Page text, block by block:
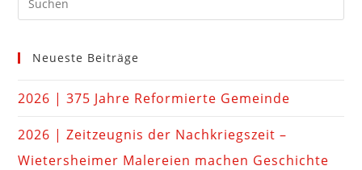
Neueste Beiträge
2026 | 375 Jahre Reformierte Gemeinde
2026 | Zeitzeugnis der Nachkriegszeit –
Wietersheimer Malereien machen Geschichte